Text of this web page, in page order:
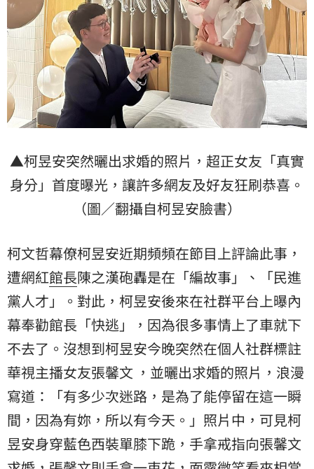
▲柯昱安突然曬出求婚的照片，超正女友「真實
身分」首度曝光，讓許多網友及好友狂刷恭喜。
（圖／翻攝自柯昱安臉書）
柯文哲幕僚柯昱安近期頻頻在節目上評論此事，
遭網紅館長陳之漢砲轟是在「編故事」、「民進
黨人才」。對此，柯昱安後來在社群平台上曝內
幕奉勸館長「快逃」，因為很多事情上了車就下
不去了。沒想到柯昱安今晚突然在個人社群標註
華視主播女友張馨文 ，並曬出求婚的照片，浪漫
寫道：「有多少次迷路，是為了能停留在這一瞬
間，因為有妳，所以有今天。」照片中，可見柯
昱安身穿藍色西裝單膝下跪，手拿戒指向張馨文